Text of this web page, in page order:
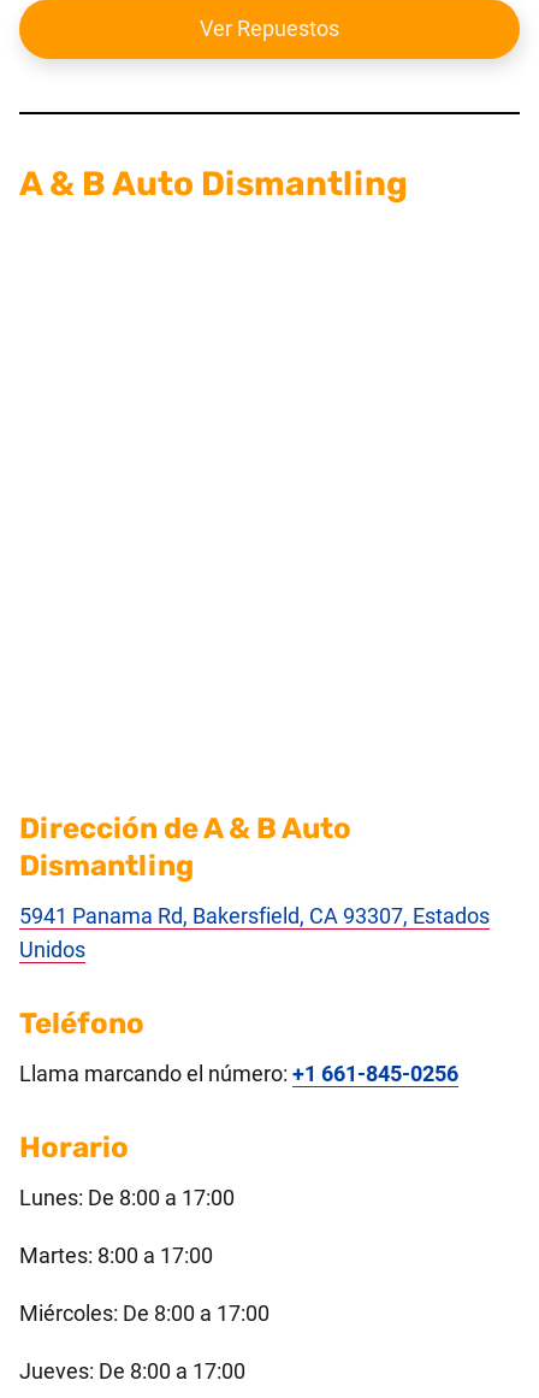
Ver Repuestos
A & B Auto Dismantling
Dirección de A & B Auto
Dismantling
5941 Panama Rd, Bakersfield, CA 93307, Estados
Unidos
Teléfono
Llama marcando el número: +1 661-845-0256
Horario
Lunes: De 8:00 a 17:00
Martes: 8:00 a 17:00
Miércoles: De 8:00 a 17:00
Jueves: De 8:00 a 17:00